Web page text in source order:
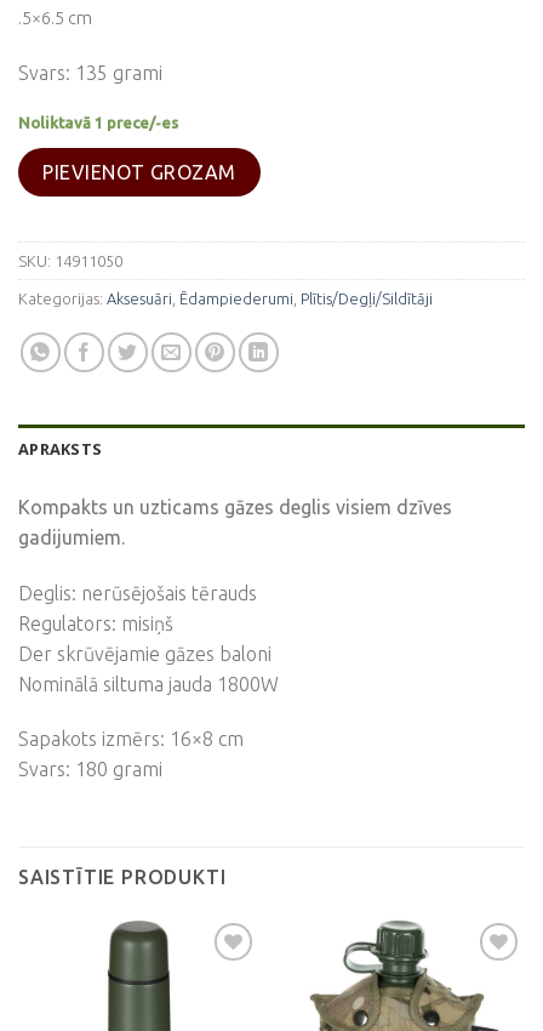
.5×6.5 cm
Svars: 135 grami
Noliktavā 1 prece/-es
PIEVIENOT GROZAM
SKU: 14911050
Kategorijas: Aksesuāri Ēdampiederumi Plītis/Degļi/Sildītāji
APRAKSTS
Kompakts un uzticams gāzes deglis visiem dzīves
gadijumiem.
Deglis: nerūsējošais tērauds
Regulators: misiņš
Der skrūvējamie gāzes baloni
Nominālā siltuma jauda 1800W
Sapakots izmērs: 16×8 cm
Svars: 180 grami
SAISTĪTIE PRODUKTI
Pievienot